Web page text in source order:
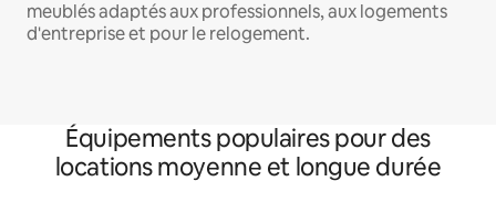
meublés adaptés aux professionnels, aux logements
d'entreprise et pour le relogement.
Équipements populaires pour des
locations moyenne et longue durée